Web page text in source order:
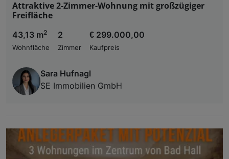
Attraktive 2-Zimmer-Wohnung mit großzügiger
Freifläche
43,13 m2
Wohnfläche
2
Zimmer
€ 299.000,00
Kaufpreis
Sara Hufnagl
SE Immobilien GmbH